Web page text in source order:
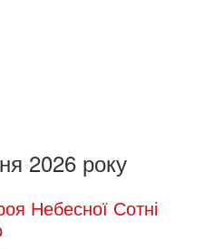
2026 року
Небесної Сотні